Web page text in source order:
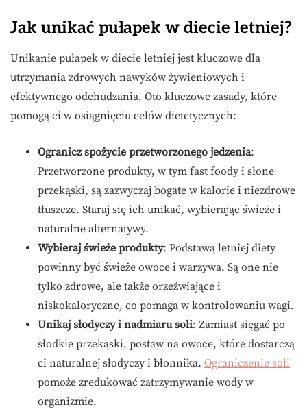
Jak unikać pułapek w diecie letniej?
Unikanie pułapek w diecie letniej jest kluczowe dla
utrzymania zdrowych nawyków żywieniowych i
efektywnego odchudzania. Oto kluczowe zasady, które
pomogą ci w osiągnięciu celów dietetycznych:
Ogranicz spożycie przetworzonego jedzenia:
Przetworzone produkty, w tym fast foody i słone
przekąski, są zazwyczaj bogate w kalorie i niezdrowe
tłuszcze. Staraj się ich unikać, wybierając świeże i
naturalne alternatywy.
Wybieraj świeże produkty: Podstawą letniej diety
powinny być świeże owoce i warzywa. Są one nie
tylko zdrowe, ale także orzeźwiające i
niskokaloryczne, co pomaga w kontrolowaniu wagi.
Unikaj słodyczy i nadmiaru soli: Zamiast sięgać po
słodkie przekąski, postaw na owoce, które dostarczą
ci naturalnej słodyczy i błonnika. Ograniczenie soli
pomoże zredukować zatrzymywanie wody w
organizmie.